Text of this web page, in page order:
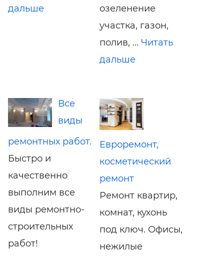
дальше
озеленение
участка, газон,
полив, ... Читать
дальше
Все
виды
ремонтных работ.
Быстро и
качественно
выполним все
виды ремонтно-
строительных
работ!
Евроремонт,
косметический
ремонт
Ремонт квартир,
комнат, кухонь
под ключ. Офисы,
нежилые